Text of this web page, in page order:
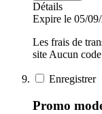
Détails
Expire le 05/
Les frais de
site Aucun
Enregistrer
Promo